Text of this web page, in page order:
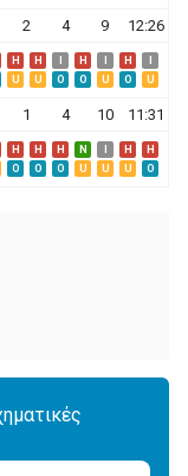
2 4 9 12:26
H H H H
U U O O U O U
1 4 10 11:31
H H H N H
H
O O O U U U O